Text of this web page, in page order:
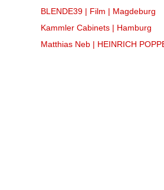
BLENDE39 | Film | Magdeburg
Kammler Cabinets | Hamburg
Matthias Neb | HEINRICH